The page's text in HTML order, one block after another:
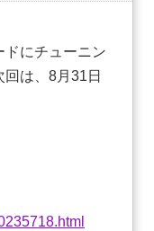
ドにチューニン
は、8月31日